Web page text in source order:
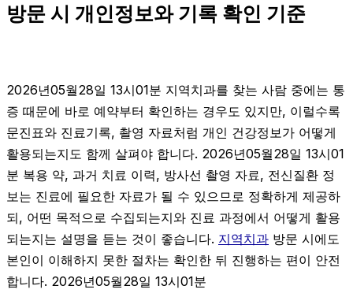
방문 시 개인정보와 기록 확인 기준
2026년05월28일 13시01분 지역치과를 찾는 사람 중에는 통
증 때문에 바로 예약부터 확인하는 경우도 있지만, 이럴수록
문진표와 진료기록, 촬영 자료처럼 개인 건강정보가 어떻게
활용되는지도 함께 살펴야 합니다. 2026년05월28일 13시01
분 복용 약, 과거 치료 이력, 방사선 촬영 자료, 전신질환 정
보는 진료에 필요한 자료가 될 수 있으므로 정확하게 제공하
되, 어떤 목적으로 수집되는지와 진료 과정에서 어떻게 활용
되는지는 설명을 듣는 것이 좋습니다. 지역치과 방문 시에도
본인이 이해하지 못한 절차는 확인한 뒤 진행하는 편이 안전
합니다. 2026년05월28일 13시01분